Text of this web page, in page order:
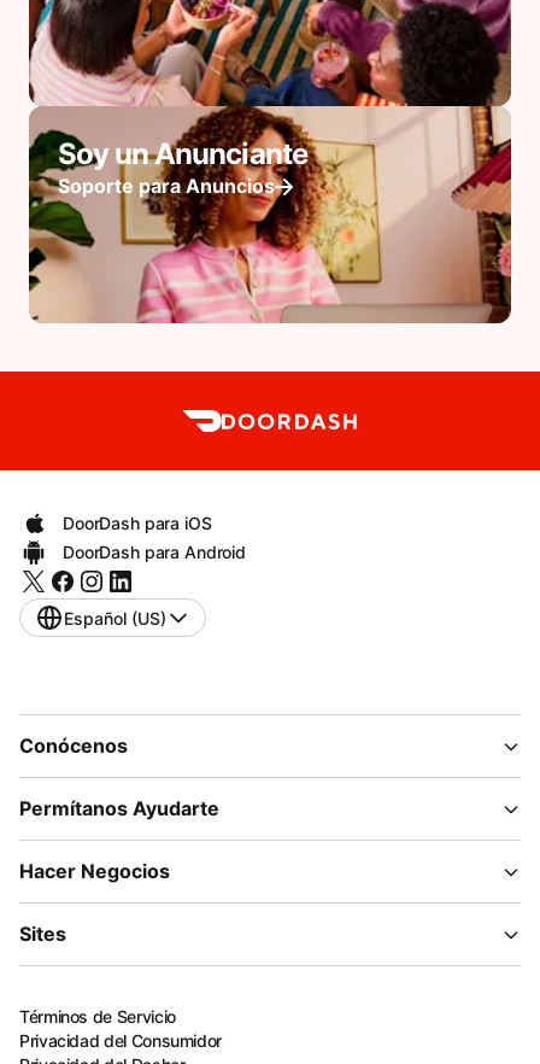
Soy un Anunciante
Soporte para Anuncios
DoorDash para iOS
DoorDash para Android
Español (US)
Conócenos
Permítanos Ayudarte
Hacer Negocios
Sites
Términos de Servicio
Privacidad del Consumidor